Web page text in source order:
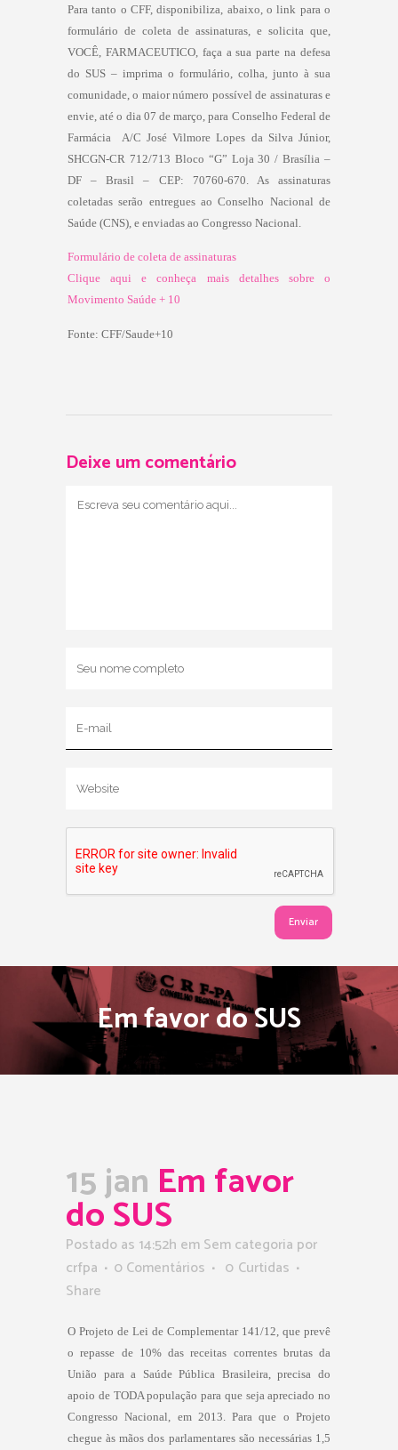
Para tanto o CFF, disponibiliza, abaixo, o link para o
formulário de coleta de assinaturas, e solicita que,
VOCÊ, FARMACEUTICO, faça a sua parte na defesa
do SUS – imprima o formulário, colha, junto à sua
comunidade, o maior número possível de assinaturas e
envie, até o dia 07 de março, para Conselho Federal de
Farmácia  A/C José Vilmore Lopes da Silva Júnior,
SHCGN-CR 712/713 Bloco “G” Loja 30 / Brasília –
DF – Brasil – CEP: 70760-670. As assinaturas
coletadas serão entregues ao Conselho Nacional de
Saúde (CNS), e enviadas ao Congresso Nacional.
Formulário de coleta de assinaturas
Clique aqui e conheça mais detalhes sobre o
Movimento Saúde + 10
Fonte: CFF/Saude+10
Deixe um comentário
Em favor do SUS
15 jan Em favor
do SUS
Postado as 14:52h em Sem categoria por
crfpa
0 Comentários 0 Curtidas
Share
O Projeto de Lei de Complementar 141/12, que prevê
o repasse de 10% das receitas correntes brutas da
União para a Saúde Pública Brasileira, precisa do
apoio de TODA população para que seja apreciado no
Congresso Nacional, em 2013. Para que o Projeto
chegue às mãos dos parlamentares são necessárias 1,5